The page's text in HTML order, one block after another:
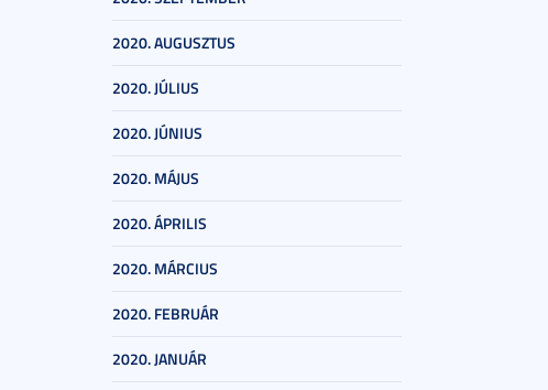
2020. AUGUSZTUS
2020. JÚLIUS
2020. JÚNIUS
2020. MÁJUS
2020. ÁPRILIS
2020. MÁRCIUS
2020. FEBRUÁR
2020. JANUÁR